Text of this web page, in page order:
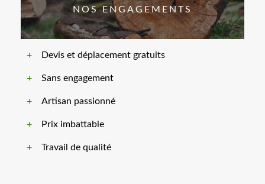
NOS ENGAGEMENTS
Devis et déplacement gratuits
Sans engagement
Artisan passionné
Prix imbattable
Travail de qualité